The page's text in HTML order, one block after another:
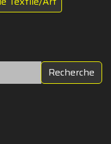
Recherche